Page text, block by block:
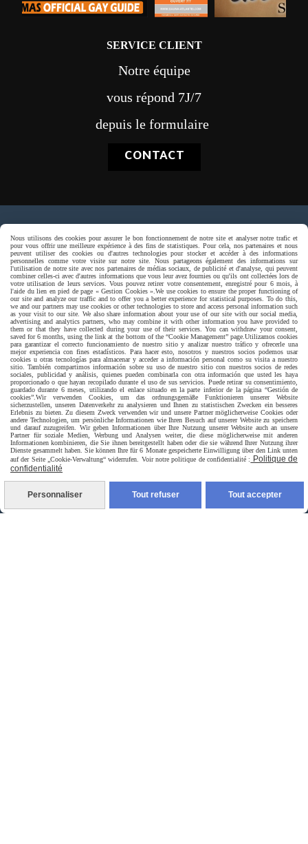
SERVICE CLIENT
Notre équipe
vous répond 7J/7
depuis le formulaire
CONTACT
Paiement sécurisé
Livraison rapide
Nous utilisons des cookies pour assurer le bon fonctionnement de notre site et analyser notre trafic et
pour vous offrir une meilleure expérience à des fins de statistiques. Pour cela, nos partenaires et nous
peuvent utiliser des cookies ou d'autres technologies pour stocker et accéder à des informations
personnelles comme votre visite sur notre site. Nous partageons également des informations sur
l'utilisation de notre site avec nos partenaires de médias sociaux, de publicité et d'analyse, qui peuvent
combiner celles-ci avec d'autres informations que vous leur avez fournies ou qu'ils ont collectées lors de
votre utilisation de leurs services. Vous pouvez retirer votre consentement, enregistré pour 6 mois, à
l'aide du lien en pied de page « Gestion Cookies ». We use cookies to ensure the proper functioning of
our site and analyze our traffic and to offer you a better experience for statistical purposes. To do this,
we and our partners may use cookies or other technologies to store and access personal information such
as your visit to our site. We also share information about your use of our site with our social media,
advertising and analytics partners, who may combine it with other information you have provided to
them or that they have collected during your use of their services. You can withdraw your consent,
saved for 6 months, using the link at the bottom of the “Cookie Management” page. Utilizamos cookies
para garantizar el correcto funcionamiento de nuestro sitio y analizar nuestro tráfico y ofrecerle una
mejor experiencia con fines estadísticos. Para hacer esto, nosotros y nuestros socios podemos usar
cookies u otras tecnologías para almacenar y acceder a información personal como su visita a nuestro
sitio. También compartimos información sobre su uso de nuestro sitio con nuestros socios de redes
sociales, publicidad y análisis, quienes pueden combinarla con otra información que usted les haya
proporcionado o que hayan recopilado durante el uso de sus servicios. Puede retirar su consentimiento,
guardado durante 6 meses, utilizando el enlace situado en la parte inferior de la página “Gestión de
cookies”. Wir verwenden Cookies, um das ordnungsgemäße Funktionieren unserer Website
sicherzustellen, unseren Datenverkehr zu analysieren und Ihnen zu statistischen Zwecken ein besseres
Erlebnis zu bieten. Zu diesem Zweck verwenden wir und unsere Partner möglicherweise Cookies oder
andere Technologien, um persönliche Informationen wie Ihren Besuch auf unserer Website zu speichern
und darauf zuzugreifen. Wir geben Informationen über Ihre Nutzung unserer Website auch an unsere
Partner für soziale Medien, Werbung und Analysen weiter, die diese möglicherweise mit anderen
Informationen kombinieren, die Sie ihnen bereitgestellt haben oder die sie während Ihrer Nutzung ihrer
Dienste gesammelt haben. Sie können Ihre für 6 Monate gespeicherte Einwilligung über den Link unten
auf der Seite „Cookie-Verwaltung“ widerrufen. Voir notre politique de confidentialité :
Politique de
confidentialité
Personnaliser Tout refuser Tout accepter